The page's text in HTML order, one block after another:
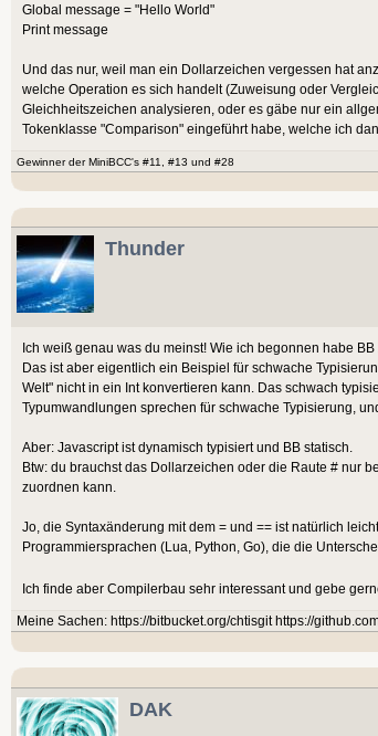
Global message = "Hello World"
Print message
Und das nur, weil man ein Dollarzeichen vergessen hat
welche Operation es sich handelt (Zuweisung oder
Gleichheitszeichen analysieren, oder es gäbe nur ein
Tokenklasse "Comparison" eingeführt habe, welche ich
Gewinner der MiniBCC's #11, #13 und #28
Thunder
Ich weiß genau was du meinst! Wie ich begonnen habe
Das ist aber eigentlich ein Beispiel für schwache
Welt" nicht in ein Int konvertieren kann. Das schwach
Typumwandlungen sprechen für schwache Typisierung,
Aber: Javascript ist dynamisch typisiert und BB statisch.
Btw: du brauchst das Dollarzeichen oder die Raute # nur
zuordnen kann.
Jo, die Syntaxänderung mit dem = und == ist natürlich
Programmiersprachen (Lua, Python, Go), die die
Ich finde aber Compilerbau sehr interessant und gebe
Meine Sachen: https://bitbucket.org/chtisgit https://
DAK